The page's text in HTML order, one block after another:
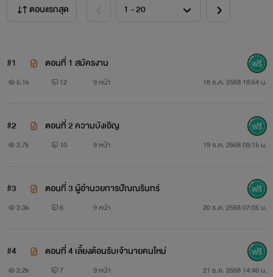
ตอนแรกสุด
#1 ตอนที่ 1 สมัครงาน
5.1k 12 9 หน้า 18 ธ.ค. 2568 18:54 น.
#2 ตอนที่ 2 ความบังเอิญ
2.7k 10 9 หน้า 19 ธ.ค. 2568 09:15 น.
#3 ตอนที่ 3 ผู้อำนวยการปัณณรินทร์
2.3k 6 9 หน้า 20 ธ.ค. 2568 07:05 น.
#4 ตอนที่ 4 เลี้ยงต้อนรับเจ้านายคนใหม่
2.2k 7 9 หน้า 21 ธ.ค. 2568 14:46 น.